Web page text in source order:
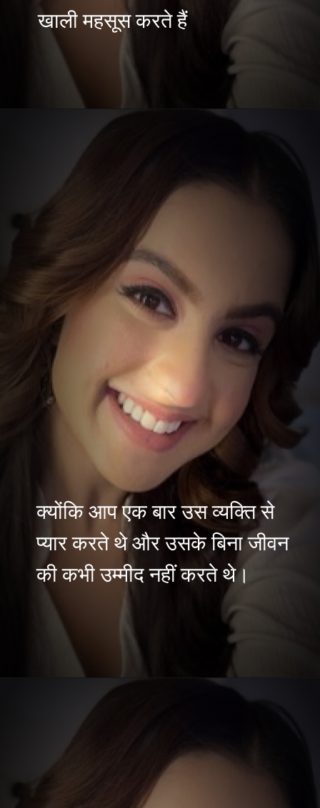
खाली महसूस करते हैं
क्योंकि आप एक बार उस व्यक्ति से
प्यार करते थे और उसके बिना जीवन
की कभी उम्मीद नहीं करते थे।